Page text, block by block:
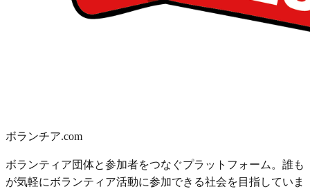
ボランチア.com
ボランティア団体と参加者をつなぐプラットフォーム。誰も
が気軽にボランティア活動に参加できる社会を目指していま